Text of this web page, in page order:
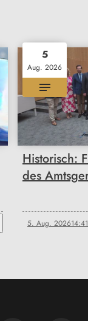
5
Aug. 2026
Historisch:
des
5. Aug. 202614:41